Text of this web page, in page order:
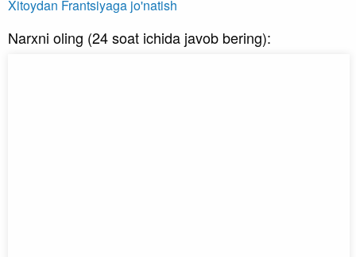
Xitoydan Frantsiyaga jo'natish
Narxni oling (24 soat ichida javob bering):